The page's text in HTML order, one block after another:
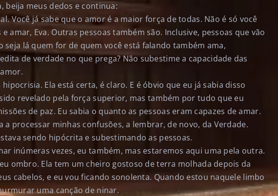
beija meus dedos e continua:
Você já sabe que o amor é a maior força de todas. Não é só você
amar, Eva. Outras pessoas também são. Inclusive, pessoas que vão
seja lá quem for de quem você está falando também ama,
de verdade no que prega? Não subestime a capacidade das
Ela está certa, é claro. E é óbvio que eu já sabia disso
revelado pela força superior, mas também por tudo que eu
de paz. Eu sabia o quanto as pessoas eram capazes de amar.
a processar minhas confusões, a lembrar, de novo, da Verdade.
sendo hipócrita e subestimando as pessoas.
inúmeras vezes, eu também, mas estaremos aqui uma pela outra.
ombro. Ela tem um cheiro gostoso de terra molhada depois da
cabelos, e eu vou ficando sonolenta. Quando estou naquele limbo
uma canção de ninar.